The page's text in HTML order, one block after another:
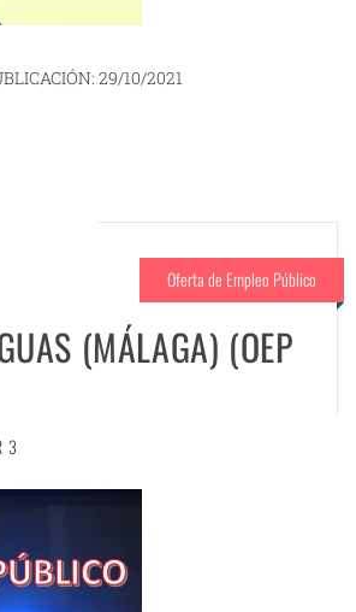
29/10/2021
Oferta de Empleo Público
(MÁLAGA) (OEP
3